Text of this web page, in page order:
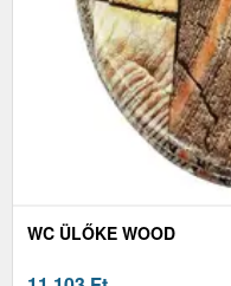
WC ÜLŐKE WOOD